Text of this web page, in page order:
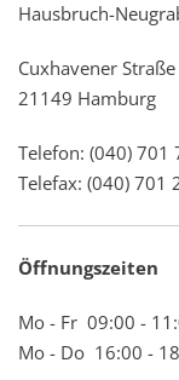
Hausbruch-
Cuxhavener
21149 Hamburg
Telefon: (040) 701
Telefax: (040) 701
Öffnungszeiten
Mo - Fr 09:00 -
Mo - Do 16:00 -